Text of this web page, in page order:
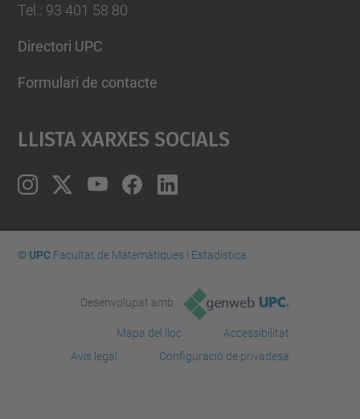
Tel. : 93 401 58 80
Directori UPC
Formulari de contacte
Llista Xarxes Socials
© UPCFacultat de Matemàtiques i Estadí­stica.
Desenvolupat amb
Mapa del lloc
Accessibilitat
Avís legal
Configuració de privadesa